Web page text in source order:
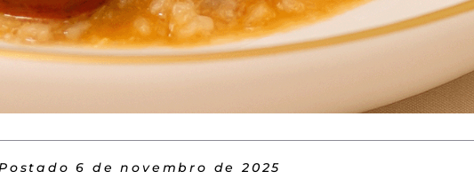
6 de novembro de 2025